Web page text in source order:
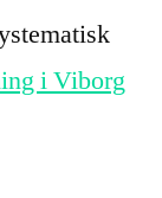
i Viborg